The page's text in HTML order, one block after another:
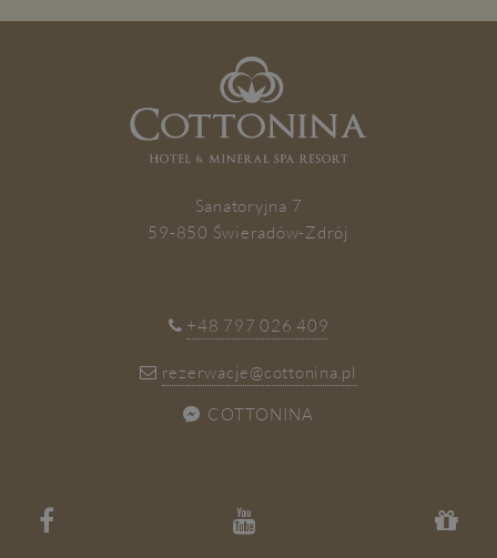
ZAPISZ SIĘ
Sanatoryjna 7
59-850 Świeradów-Zdrój
+48 797 026 409
rezerwacje@cottonina.pl
COTTONINA